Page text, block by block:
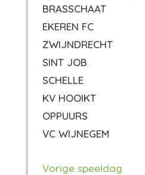
BRASSCHAAT
EKEREN FC
ZWIJNDRECHT
SINT JOB
SCHELLE
KV HOOIKT
OPPUURS
VC WIJNEGEM
Vorige speeldag